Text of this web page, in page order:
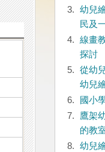
3.
幼兒
民及
4.
線畫
探討
5.
從幼
幼兒
6.
國小
7.
鷹架
的教
8.
幼兒